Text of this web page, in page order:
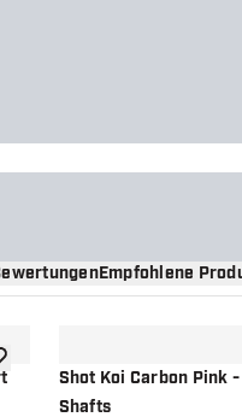
Empfohlene
Wunschliste hinzufügen
Shot Koi Carbon Pink
Shafts